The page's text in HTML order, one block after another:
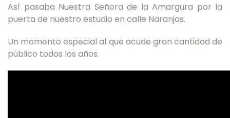
Así pasaba Nuestra Señora de la Amargura por la
puerta de nuestro estudio en calle Naranjas.
Un momento especial al que acude gran cantidad de
público todos los años.